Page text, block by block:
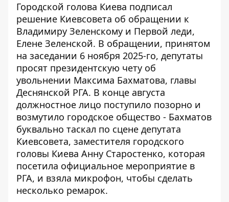
Городской голова Киева подписал
решение Киевсовета об обращении к
Владимиру Зеленскому и Первой леди,
Елене Зеленской. В обращении, принятом
на заседании 6 ноября 2025-го, депутаты
просят президентскую чету об
увольнении Максима Бахматова, главы
Деснянской РГА. В конце августа
должностное лицо поступило позорно и
возмутило городское общество - Бахматов
буквально таскал по сцене депутата
Киевсовета, заместителя городского
головы Киева Анну Старостенко, которая
посетила официальное мероприятие в
РГА, и взяла микрофон, чтобы сделать
несколько ремарок.